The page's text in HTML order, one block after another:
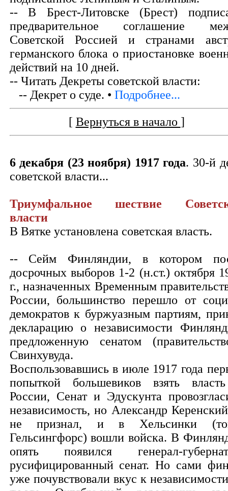
-- В Брест-Литовске (Брест)
предварительное соглашение
Советской Россией и странами
германского блока о приостановке
действий на 10 дней.
-- Читать Декреты советской власти:
-- Декрет о суде. • Подробнее...
[ Вернуться в начало ]
6 декабря (23 ноября) 1917 года. 30-й
советской власти...
Триумфальное шествие
власти
В Вятке установлена советская власть.
-- Сейм Финляндии, в котором
досрочных выборов 1-2 (н.ст.) октября
г., назначенных Временным
России, большинство перешло от
демократов к буржуазным партиям,
декларацию о независимости
предложенную сенатом
Свинхувуда.
Воспользовавшись в июле 1917 года
попыткой большевиков взять
России, Сенат и Эдускунта
независимость, но Александр
не признал, и в Хельсинки
Гельсингфорс) вошли войска. В
опять появился генерал-
русифицированный сенат. Но сами
уже почувствовали вкус к